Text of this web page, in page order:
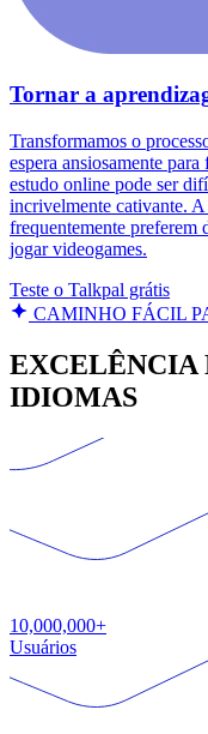
Tornar a
Transformamos o
espera ansiosamente
estudo online pode ser
incrivelmente cativante.
frequentemente preferem
jogar videogames.
Teste o Talkpal grátis
CAMINHO FÁCIL
EXCELÊNCIA
IDIOMAS
10,000,000+
Usuários